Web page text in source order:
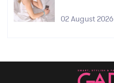
02 August 2026